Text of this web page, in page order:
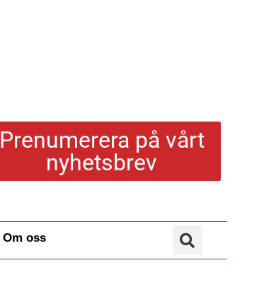
Prenumerera på vårt
nyhetsbrev
Om oss